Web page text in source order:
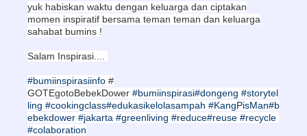
yuk habiskan waktu dengan keluarga dan ciptakan
momen inspiratif bersama teman teman dan keluarga
sahabat bumins !
Salam Inspirasi....
#bumiinspirasiinfo #
GOTEgotoBebekDower #bumiinspirasi#dongeng #storytel
ling #cookingclass#edukasikelolasampah #KangPisMan#b
ebekdower #jakarta #greenliving #reduce#reuse #recycle
#colaboration